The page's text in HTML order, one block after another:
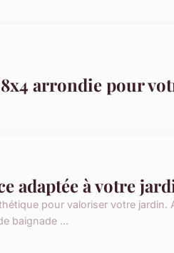
arrondie pour
adaptée à votre
pour valoriser votre jardin.
baignade ...